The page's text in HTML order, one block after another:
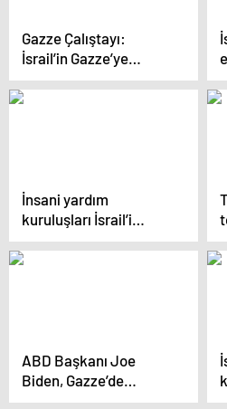
Gazze Çalıştayı:
İsrail’in Gazze’ye
yönelik saldırıları
masaya yatırıldı
İnsani yardım
kuruluşları İsrail’i
Gazze’de çalışmalarını
imkansız hale
ABD Başkanı Joe
Biden, Gazze’de
ateşkes anlaşmasının